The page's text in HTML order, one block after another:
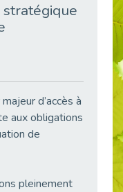
« Confiance en soi et acceptation du handicap » : un levier puissant vers l’emploi
stratégique
d’accès à
aux obligations
de
pleinement